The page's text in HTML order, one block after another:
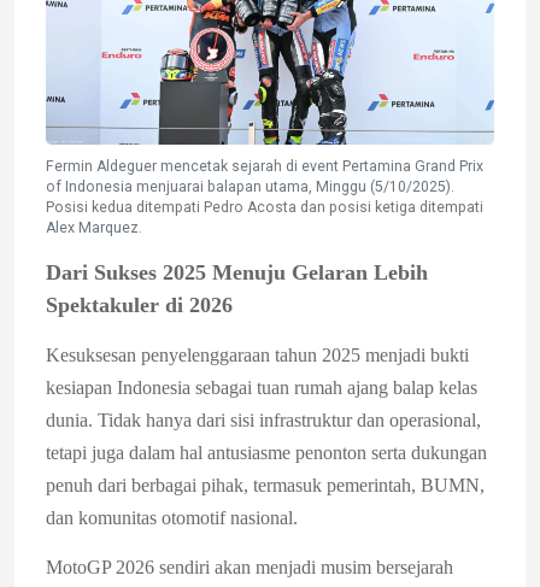
Fermin Aldeguer mencetak sejarah di event Pertamina Grand Prix
of Indonesia menjuarai balapan utama, Minggu (5/10/2025).
Posisi kedua ditempati Pedro Acosta dan posisi ketiga ditempati
Alex Marquez.
Dari Sukses 2025 Menuju Gelaran Lebih
Spektakuler di 2026
Kesuksesan penyelenggaraan tahun 2025 menjadi bukti
kesiapan Indonesia sebagai tuan rumah ajang balap kelas
dunia. Tidak hanya dari sisi infrastruktur dan operasional,
tetapi juga dalam hal antusiasme penonton serta dukungan
penuh dari berbagai pihak, termasuk pemerintah, BUMN,
dan komunitas otomotif nasional.
MotoGP 2026 sendiri akan menjadi musim bersejarah